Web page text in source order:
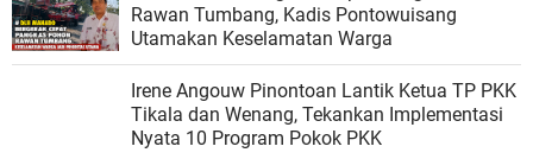
Rawan Tumbang, Kadis Pontowuisang
Utamakan Keselamatan Warga
Irene Angouw Pinontoan Lantik Ketua TP PKK
Tikala dan Wenang, Tekankan Implementasi
Nyata 10 Program Pokok PKK